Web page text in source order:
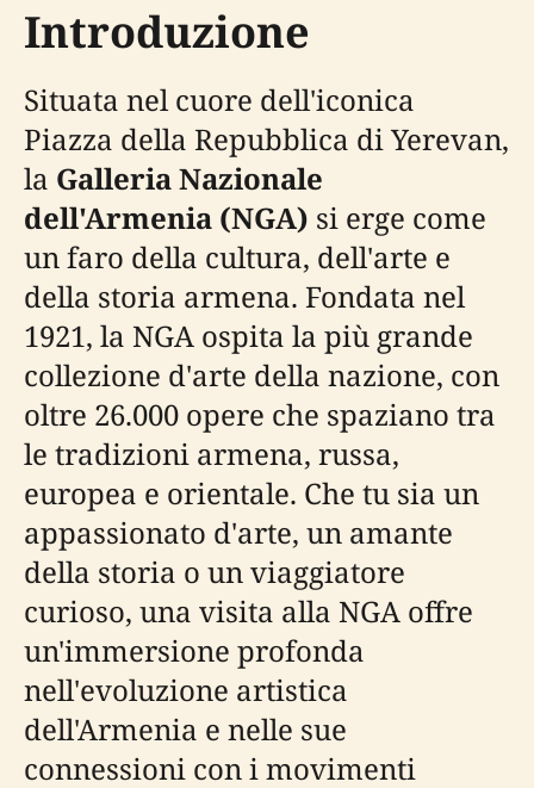
Introduzione
Situata nel cuore dell'iconica
Piazza della Repubblica di Yerevan,
la Galleria Nazionale
dell'Armenia (NGA) si erge come
un faro della cultura, dell'arte e
della storia armena. Fondata nel
1921, la NGA ospita la più grande
collezione d'arte della nazione, con
oltre 26.000 opere che spaziano tra
le tradizioni armena, russa,
europea e orientale. Che tu sia un
appassionato d'arte, un amante
della storia o un viaggiatore
curioso, una visita alla NGA offre
un'immersione profonda
nell'evoluzione artistica
dell'Armenia e nelle sue
connessioni con i movimenti